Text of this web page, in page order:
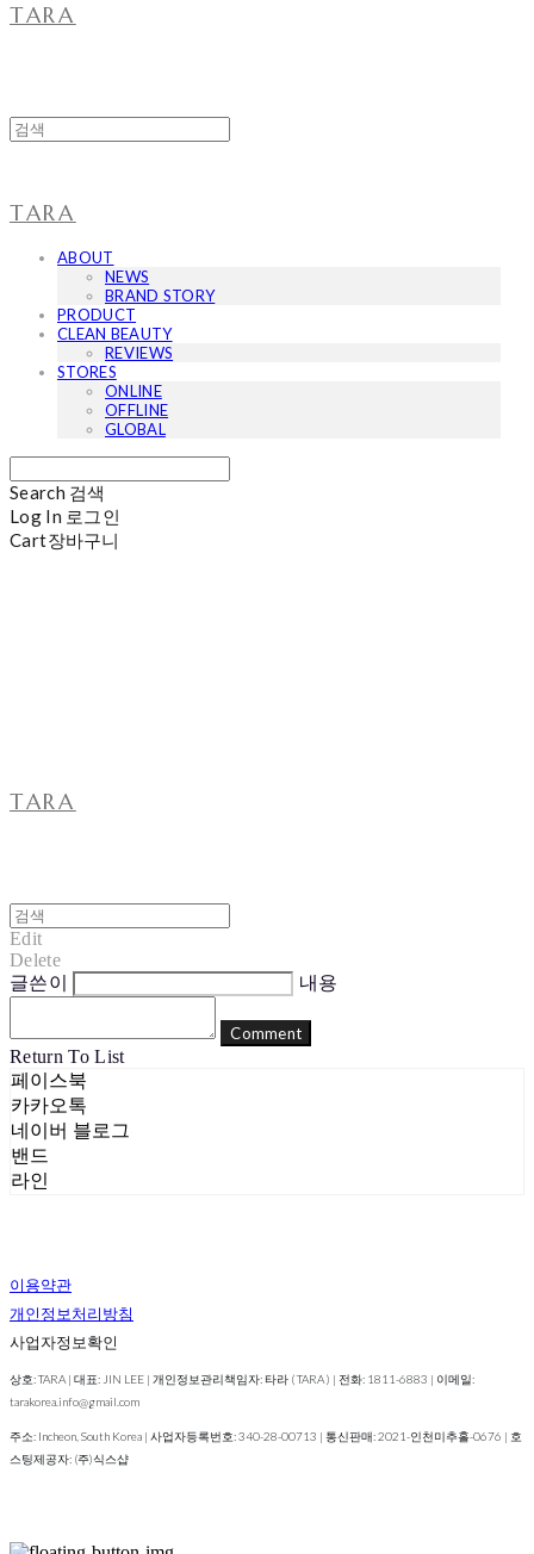
TARA
TARA
ABOUT
NEWS
BRAND STORY
PRODUCT
CLEAN BEAUTY
REVIEWS
STORES
ONLINE
OFFLINE
GLOBAL
Search 검색
Log In 로그인
Cart장바구니
TARA
Edit
Delete
글쓴이
내용
Comment
Return To List
페이스북
카카오톡
네이버 블로그
밴드
라인
이용약관
개인정보처리방침
사업자정보확인
상호: TARA | 대표: JIN LEE | 개인정보관리책임자: 타라 ( TARA ) | 전화: 1811-6883 | 이메일:
tarakorea.info@gmail.com
주소: Incheon, South Korea | 사업자등록번호:340-28-00713 | 통신판매:2021-인천미추홀-0676 | 호
스팅제공자: (주)식스샵